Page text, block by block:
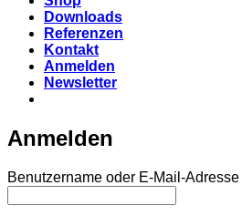
Downloads
Referenzen
Kontakt
Anmelden
Newsletter
Anmelden
Benutzername oder E-Mail-Adresse